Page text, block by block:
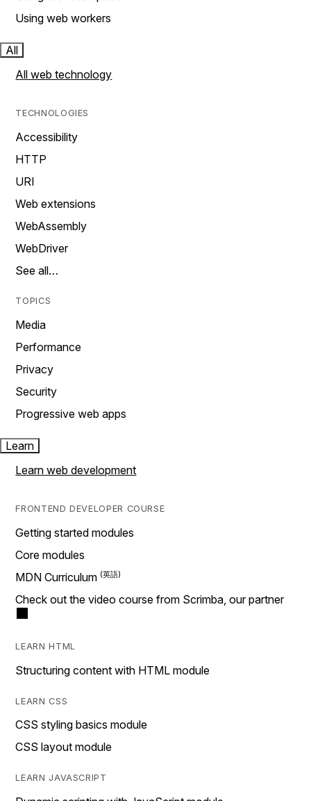
Using web workers
All
All web technology
TECHNOLOGIES
Accessibility
HTTP
URI
Web extensions
WebAssembly
WebDriver
See all…
TOPICS
Media
Performance
Privacy
Security
Progressive web apps
Learn
Learn web development
FRONTEND DEVELOPER COURSE
Getting started modules
Core modules
MDN Curriculum
Check out the video course from Scrimba, our partner
LEARN HTML
Structuring content with HTML module
LEARN CSS
CSS styling basics module
CSS layout module
LEARN JAVASCRIPT